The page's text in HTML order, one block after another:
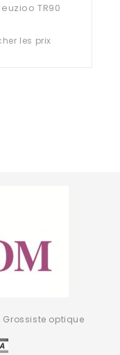
TR90
les prix
Grossiste optique